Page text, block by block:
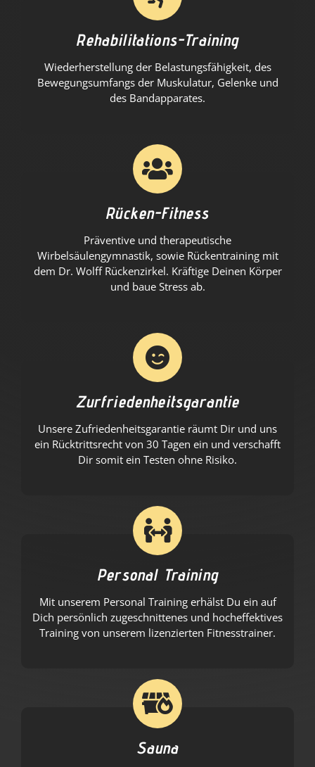
Rehabilitations-Training
Wiederherstellung der Belastungsfähigkeit, des
Bewegungsumfangs der Muskulatur, Gelenke und
des Bandapparates.
Rücken-Fitness
Präventive und therapeutische
Wirbelsäulengymnastik, sowie Rückentraining mit
dem Dr. Wolff Rückenzirkel. Kräftige Deinen Körper
und baue Stress ab.
Zurfriedenheitsgarantie
Unsere Zufriedenheitsgarantie räumt Dir und uns
ein Rücktrittsrecht von 30 Tagen ein und verschafft
Dir somit ein Testen ohne Risiko.
Personal Training
Mit unserem Personal Training erhälst Du ein auf
Dich persönlich zugeschnittenes und hocheffektives
Training von unserem lizenzierten Fitnesstrainer.
Sauna